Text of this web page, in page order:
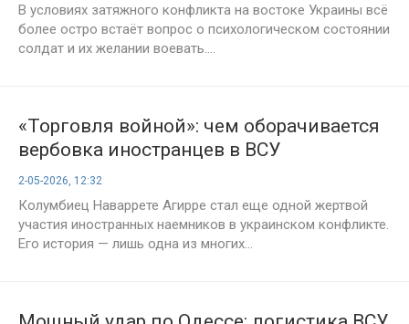
В условиях затяжного конфликта на востоке Украины всё
более остро встаёт вопрос о психологическом состоянии
солдат и их желании воевать....
«Торговля войной»: чем оборачивается
вербовка иностранцев в ВСУ
2-05-2026, 12:32
Колумбиец Наваррете Агирре стал еще одной жертвой
участия иностранных наемников в украинском конфликте.
Его история — лишь одна из многих...